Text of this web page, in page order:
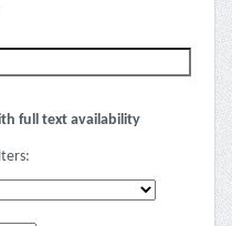
full text availability